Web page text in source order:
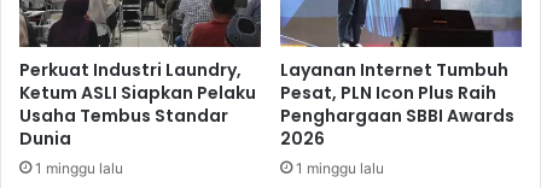
k
s
a
K
P
K
A
n
c
a
m
T
u
Perkuat Industri Laundry,
Ketum ASLI Siapkan Pelaku
Usaha Tembus Standar
Dunia
1 minggu lalu
Layanan Internet Tumbuh
Pesat, PLN Icon Plus Raih
Penghargaan SBBI Awards
2026
1 minggu lalu